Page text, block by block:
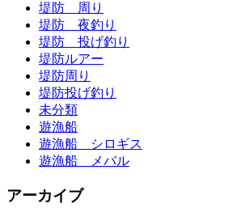
堤防 周り
堤防 夜釣り
堤防 投げ釣り
堤防ルアー
堤防周り
堤防投げ釣り
未分類
遊漁船
遊漁船 シロギス
遊漁船 メバル
アーカイブ